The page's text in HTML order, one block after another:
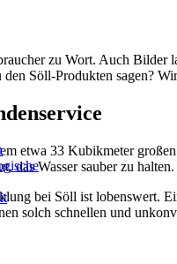
zu Wort. Auch Bilder
Söll-Produkten sagen?
etwa 33 Kubikmeter
das Wasser sauber zu halten.
bei Söll ist lobenswert.
solch schnellen und